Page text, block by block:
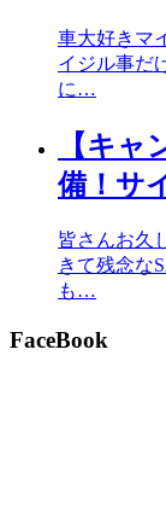
車大好きマ
イジル事だ
に…
【キ
備！サ
皆さんお久
きて残念な
も…
FaceBook